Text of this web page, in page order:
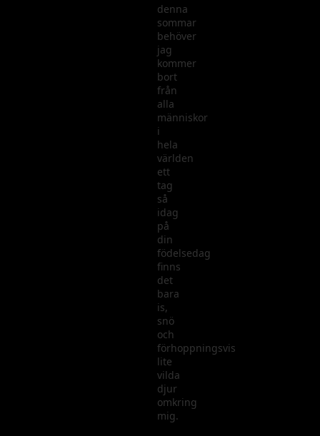
denna
sommar
behöver
jag
kommer
bort
från
alla
människor
i
hela
världen
ett
tag
så
idag
på
din
födelsedag
finns
det
bara
is,
snö
och
förhoppningsvis
lite
vilda
djur
omkring
mig.